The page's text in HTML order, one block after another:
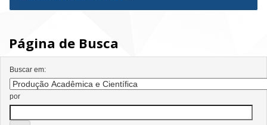
Página de Busca
Buscar em:
por